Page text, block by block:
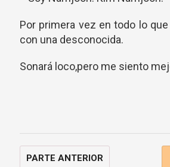
Por primera vez en todo lo
con una desconocida.
Sonará loco,pero me siento
PARTE ANTERIOR